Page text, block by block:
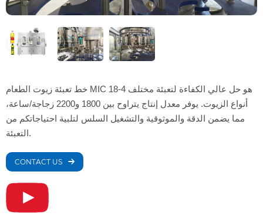
خط تعبئة زيوت الطعام MIC 18-4 هو حل عالي الكفاءة لتعبئة مختلف
أنواع الزيوت. يوفر معدل إنتاج يتراوح بين 1800 و2200 زجاجة/ساعة،
مما يضمن الدقة والموثوقية والتشغيل السلس لتلبية احتياجاتكم من
التعبئة.
CONTACT US